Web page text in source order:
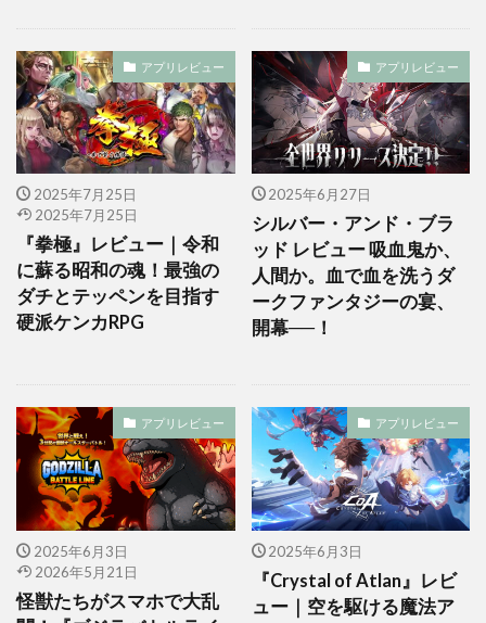
アプリレビュー
2025年7月25日
2025年7月25日
『拳極』レビュー｜令和
に蘇る昭和の魂！最強の
ダチとテッペンを目指す
硬派ケンカRPG
アプリレビュー
2025年6月27日
シルバー・アンド・ブラ
ッド レビュー 吸血鬼か、
人間か。血で血を洗うダ
ークファンタジーの宴、
開幕──！
アプリレビュー
2025年6月3日
2026年5月21日
怪獣たちがスマホで大乱
アプリレビュー
2025年6月3日
『Crystal of Atlan』レビ
ュー｜空を駆ける魔法ア